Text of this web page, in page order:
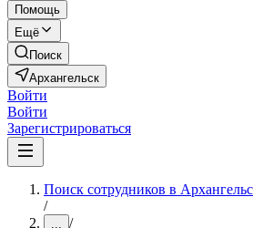
Помощь
Ещё
Поиск
Архангельск
Войти
Войти
Зарегистрироваться
Поиск сотрудников в
/
... /